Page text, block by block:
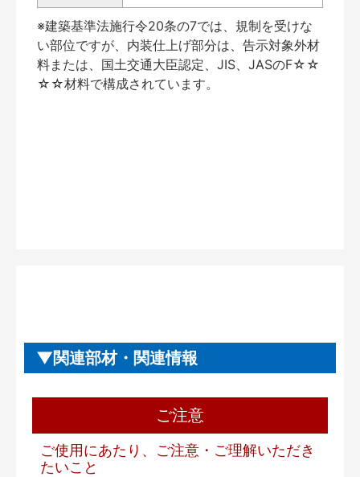
※建築基準法施行令20条の7では、規制を受けな
い部位ですが、内装仕上げ部分は、告示対象外材
料または、国土交通大臣認定、JIS、JASのF☆☆
☆☆材料で構成されています。
関連部材・関連情報
ご注意
ご使用にあたり、ご注意・ご理解いただき
たいこと